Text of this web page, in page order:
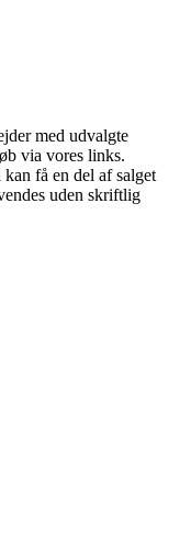
med udvalgte
via vores links.
få en del af salget
uden skriftlig